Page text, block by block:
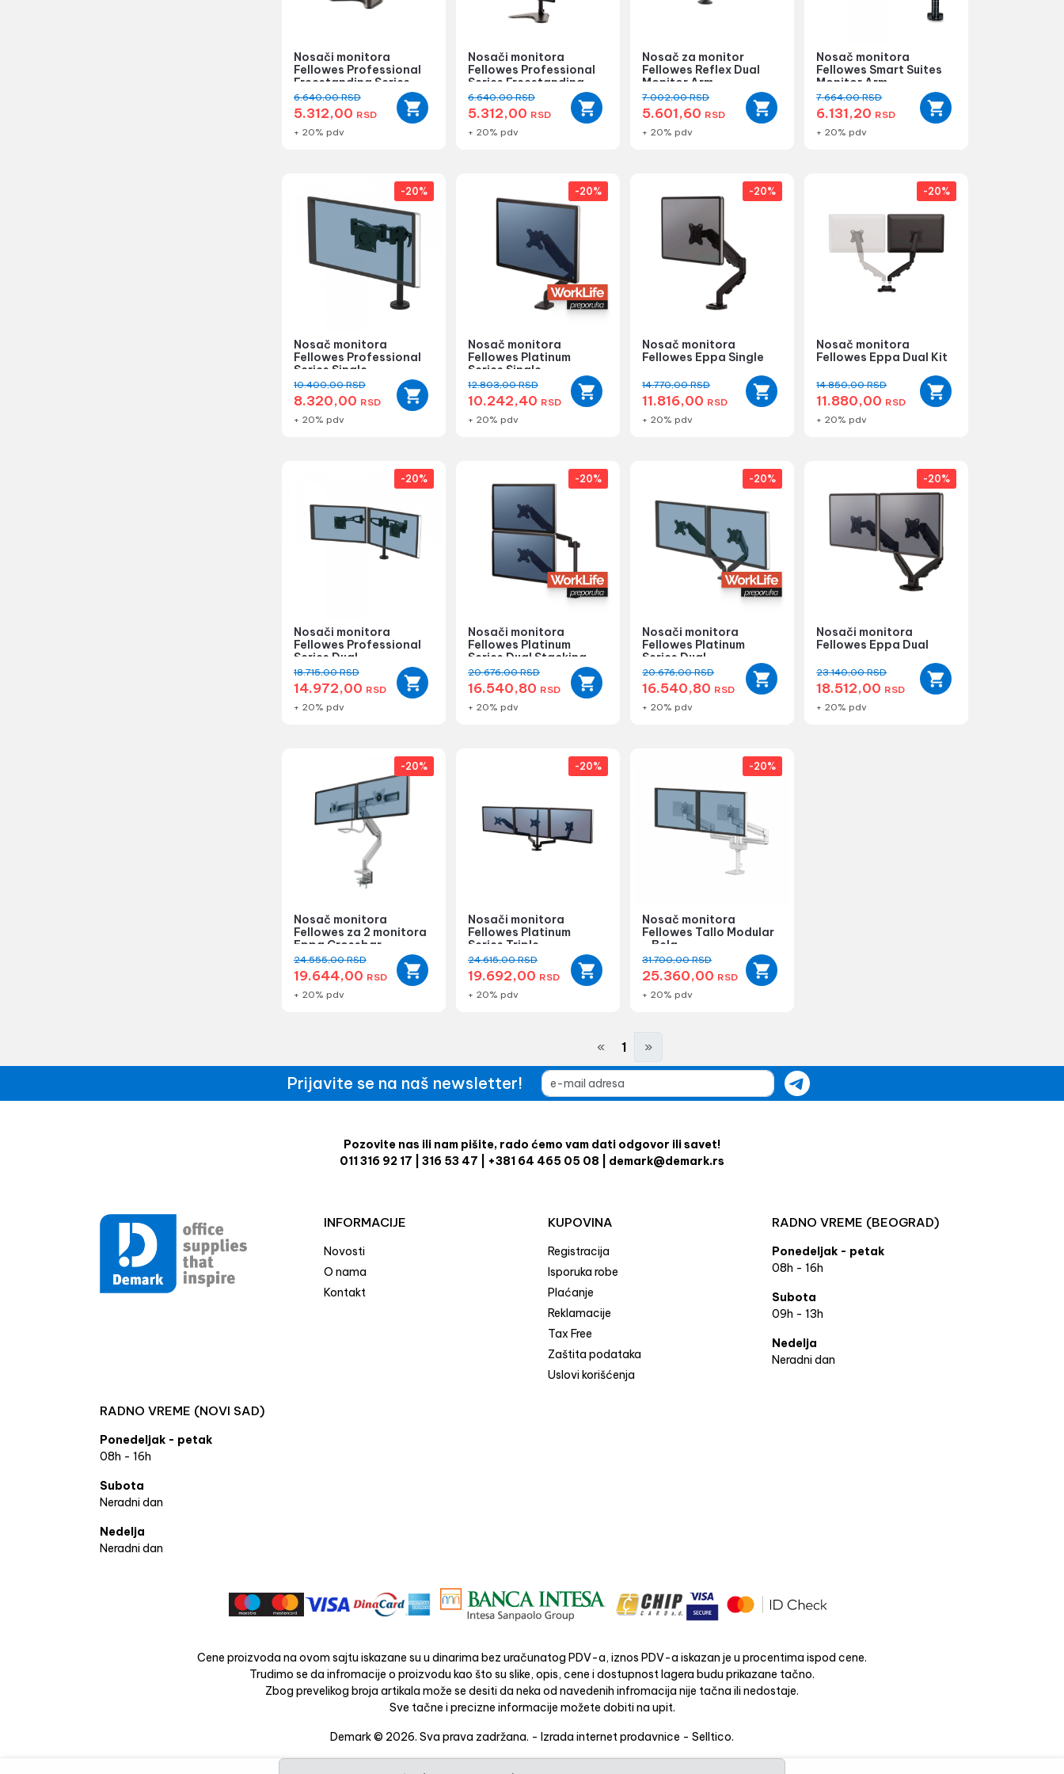
Nosači monitora
Fellowes Professional
Freestanding Series
Dual Hor...
6.640,00RSD
5.312,00 RSD
+ 20% pdv
Nosači monitora
Fellowes Professional
Series Freestanding
Dual Sta...
6.640,00RSD
5.312,00 RSD
+ 20% pdv
Nosač za monitor
Fellowes Reflex Dual
Monitor Arm
7.002,00RSD
5.601,60 RSD
+ 20% pdv
Nosač monitora
Fellowes Smart Suites
Monitor Arm
7.664,00RSD
6.131,20 RSD
+ 20% pdv
Nosač monitora
Fellowes Professional
Series Single
10.400,00RSD
8.320,00 RSD
-20%
+ 20% pdv
Nosač monitora
Fellowes Platinum
Series Single
12.803,00RSD
10.242,40 RSD
-20%
+ 20% pdv
Nosač monitora
Fellowes Eppa Single
14.770,00RSD
11.816,00 RSD
-20%
+ 20% pdv
Nosač monitora
Fellowes Eppa Dual Kit
14.850,00RSD
11.880,00 RSD
-20%
+ 20% pdv
Nosači monitora
Fellowes Professional
Series Dual
18.715,00RSD
14.972,00 RSD
-20%
+ 20% pdv
Nosači monitora
Fellowes Platinum
Series Dual Stacking
20.676,00RSD
16.540,80 RSD
-20%
+ 20% pdv
Nosači monitora
Fellowes Platinum
Series Dual
20.676,00RSD
16.540,80 RSD
-20%
+ 20% pdv
Nosači monitora
Fellowes Eppa Dual
23.140,00RSD
18.512,00 RSD
-20%
+ 20% pdv
Nosač monitora
Fellowes za 2 monitora
Eppa Crossbar
jednostruki
24.555,00RSD
19.644,00 RSD
-20%
+ 20% pdv
Nosači monitora
Fellowes Platinum
Series Triple
24.615,00RSD
19.692,00 RSD
-20%
+ 20% pdv
Nosač monitora
Fellowes Tallo Modular
- Bela
31.700,00RSD
25.360,00 RSD
-20%
+ 20% pdv
« 1 »
Prijavite se na naš newsletter!
Pozovite nas ili nam pišite, rado ćemo vam dati odgovor ili savet!
011 316 92 17 | 316 53 47 | +381 64 465 05 08 | demark@demark.rs
INFORMACIJE
Novosti
O nama
Kontakt
KUPOVINA
Registracija
Isporuka robe
Plaćanje
Reklamacije
Tax Free
Zaštita podataka
Uslovi korišćenja
RADNO VREME (BEOGRAD)
Ponedeljak - petak
08h - 16h
Subota
09h - 13h
Nedelja
Neradni dan
RADNO VREME (NOVI SAD)
Ponedeljak - petak
08h - 16h
Subota
Neradni dan
Nedelja
Neradni dan
Cene proizvoda na ovom sajtu iskazane su u dinarima bez uračunatog PDV-a, iznos PDV-a iskazan je u procentima ispod cene.
Trudimo se da infromacije o proizvodu kao što su slike, opis, cene i dostupnost lagera budu prikazane tačno.
Zbog prevelikog broja artikala može se desiti da neka od navedenih infromacija nije tačna ili nedostaje.
Sve tačne i precizne informacije možete dobiti na upit.
Demark © 2026. Sva prava zadržana. - Izrada internet prodavnice - Selltico.